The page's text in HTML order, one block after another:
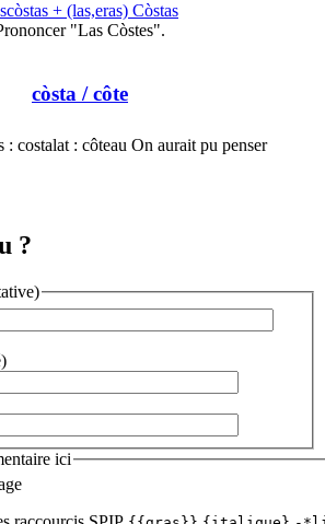
+ (las,eras) Còstas
"Las Còstes".
còsta / côte
: costalat : côteau On aurait pu penser
?
ici